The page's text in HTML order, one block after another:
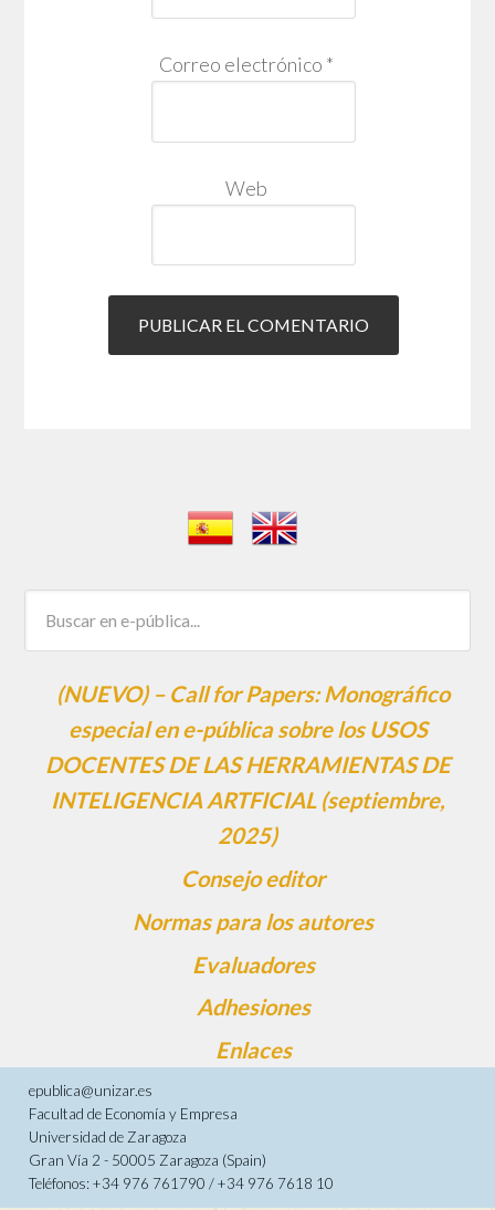
Correo electrónico *
Web
(NUEVO) – Call for Papers: Monográfico
especial en e-pública sobre los USOS
DOCENTES DE LAS HERRAMIENTAS DE
INTELIGENCIA ARTFICIAL (septiembre,
2025)
Consejo editor
Normas para los autores
Evaluadores
Adhesiones
Enlaces
epublica@unizar.es
Facultad de Economía y Empresa
Universidad de Zaragoza
Gran Vía 2 - 50005 Zaragoza (Spain)
Teléfonos: +34 976 761790 / +34 976 7618 10